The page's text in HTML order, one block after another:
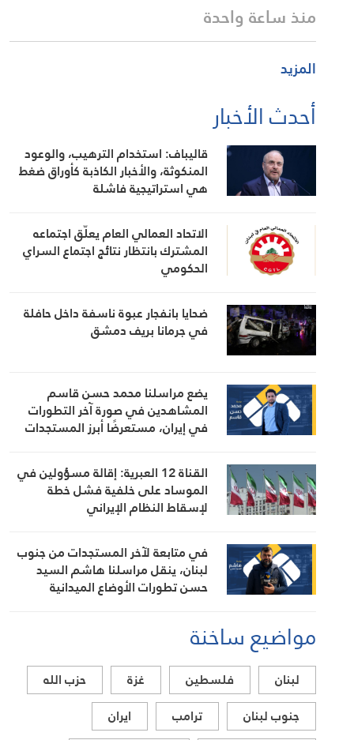
منذ ساعة واحدة
المزيد
أحدث الأخبار
قاليباف: استخدام الترهيب، والوعود
المنكوثة، والأخبار الكاذبة كأوراق ضغط
هي استراتيجية فاشلة
الاتحاد العمالي العام يعلّق اجتماعه
المشترك بانتظار نتائج اجتماع السراي
الحكومي
ضحايا بانفجار عبوة ناسفة داخل حافلة
في جرمانا بريف دمشق
يضع مراسلنا محمد حسن قاسم
المشاهدين في صورة آخر التطورات
في إيران، مستعرضًا أبرز المستجدات
إلى جانب المواقف الرسمية وأبرز
التطورات ذات الصلة بالشأنين الداخلي
والإقليمي
القناة 12 العبرية: إقالة مسؤولين في
الموساد على خلفية فشل خطة
لإسقاط النظام الإيراني
في متابعة لآخر المستجدات من جنوب
لبنان، ينقل مراسلنا هاشم السيد
حسن تطورات الأوضاع الميدانية
مواضيع ساخنة
لبنان فلسطين غزة
حزب الله
جنوب لبنان
ترامب
ايران